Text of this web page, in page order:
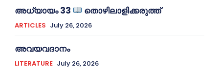
അധ്യായം 33 തൊഴിലാളിക്കരുത്ത്
ARTICLES July 26, 2026
അവയവദാനം
LITERATURE July 26, 2026